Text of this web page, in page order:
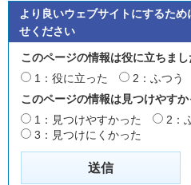
より良いウェブサイトにするた
せください
このページの情報は役に立ちまし
1：役に立った
2：ふつう
このページの情報は見つけやすか
1：見つけやすかった
2：
3：見つけにくかった